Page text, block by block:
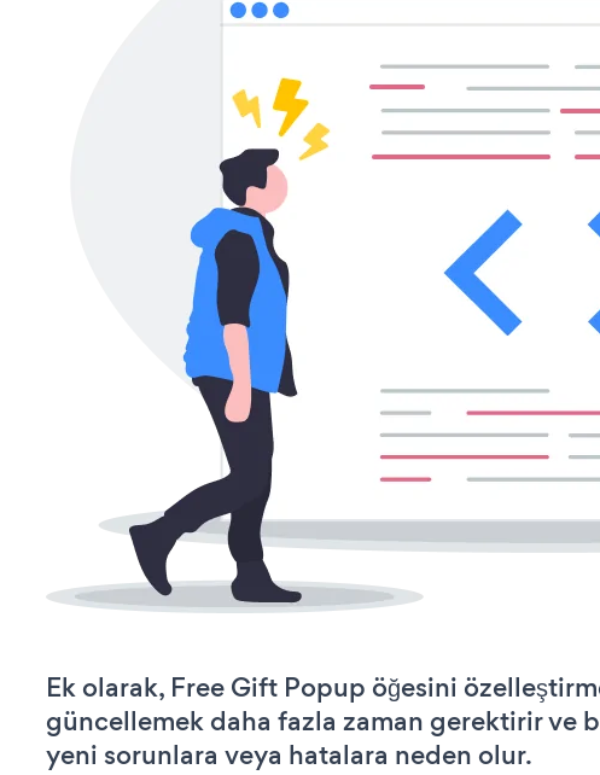
Ek olarak, Free Gift Popup öğesini
güncellemek daha fazla zaman gerektirir ve
yeni sorunlara veya hatalara neden olur.